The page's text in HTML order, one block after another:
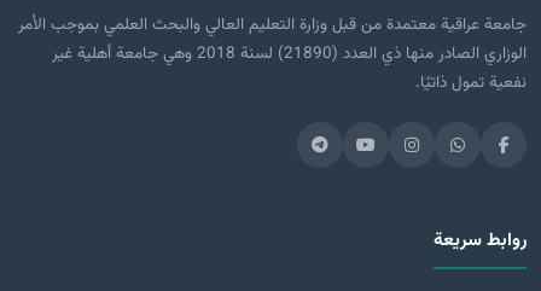
جامعة عراقية معتمدة من قبل وزارة التعليم العالي والبحث العلمي بموجب الأمر
الوزاري الصادر منها ذي العدد (21890) لسنة 2018 وهي جامعة أهلية غير
نفعية تمول ذاتيًا.
روابط سريعة